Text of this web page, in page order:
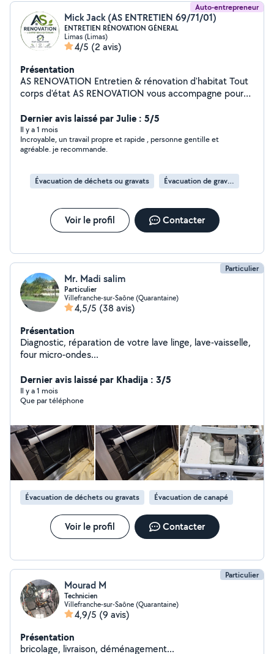
Auto-entrepreneur
Mick Jack (AS ENTRETIEN 69/71/01)
ENTRETIEN RÉNOVATION GÉNERAL
Limas (Limas)
4/5 (2 avis)
Présentation
AS RENOVATION Entretien & rénovation d'habitat Tout
corps d'état AS RENOVATION vous accompagne pour
rénovation extérieure. Une équipe sérieuse et réactive
à votre service pour prendre soin de votre habitation
avec des prestations propres, soignées et durables.
Entretien extérieur Nettoyage & rénovation Espaces
Tout corps d'état Intervention rapide Devis &
déplacement gratuits Travail soigné et professionnel AS
votre habitat.
Dernier avis laissé par Julie : 5/5
Il y a 1 mois
Incroyable, un travail propre et rapide , personne gentille et
agréable. je recommande.
Évacuation de déchets ou gravats Évacuation de gravats
Voir le profil Contacter
Particulier
Mr. Madi salim
Particulier
Villefranche-sur-Saône (Quarantaine)
4,5/5 (38 avis)
Présentation
Diagnostic, réparation de votre lave linge, lave-vaisselle,
four micro-ondes...
Dernier avis laissé par Khadija : 3/5
Il y a 1 mois
Que par téléphone
Évacuation de déchets ou gravats Évacuation de canapé
Voir le profil Contacter
Particulier
Mourad M
Technicien
Villefranche-sur-Saône (Quarantaine)
4,9/5 (9 avis)
Présentation
bricolage, livraison, déménagement...